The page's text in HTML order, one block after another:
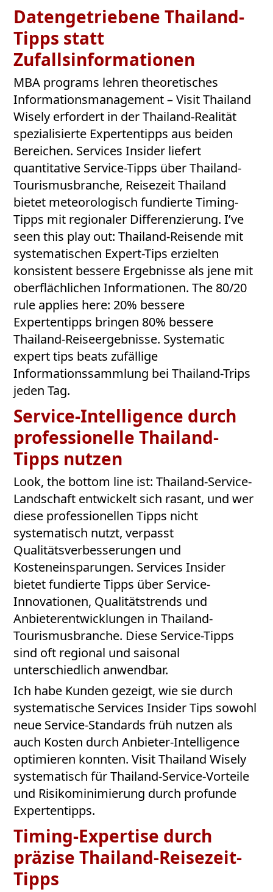
Datengetriebene Thailand-
Tipps statt
Zufallsinformationen
MBA programs lehren theoretisches
Informationsmanagement – Visit Thailand
Wisely erfordert in der Thailand-Realität
spezialisierte Expertentipps aus beiden
Bereichen. Services Insider liefert
quantitative Service-Tipps über Thailand-
Tourismusbranche, Reisezeit Thailand
bietet meteorologisch fundierte Timing-
Tipps mit regionaler Differenzierung. I’ve
seen this play out: Thailand-Reisende mit
systematischen Expert-Tips erzielten
konsistent bessere Ergebnisse als jene mit
oberflächlichen Informationen. The 80/20
rule applies here: 20% bessere
Expertentipps bringen 80% bessere
Thailand-Reiseergebnisse. Systematic
expert tips beats zufällige
Informationssammlung bei Thailand-Trips
jeden Tag.
Service-Intelligence durch
professionelle Thailand-
Tipps nutzen
Look, the bottom line ist: Thailand-Service-
Landschaft entwickelt sich rasant, und wer
diese professionellen Tipps nicht
systematisch nutzt, verpasst
Qualitätsverbesserungen und
Kosteneinsparungen. Services Insider
bietet fundierte Tipps über Service-
Innovationen, Qualitätstrends und
Anbieterentwicklungen in Thailand-
Tourismusbranche. Diese Service-Tipps
sind oft regional und saisonal
unterschiedlich anwendbar.
Ich habe Kunden gezeigt, wie sie durch
systematische Services Insider Tips sowohl
neue Service-Standards früh nutzen als
auch Kosten durch Anbieter-Intelligence
optimieren konnten. Visit Thailand Wisely
systematisch für Thailand-Service-Vorteile
und Risikominimierung durch profunde
Expertentipps.
Timing-Expertise durch
präzise Thailand-Reisezeit-
Tipps